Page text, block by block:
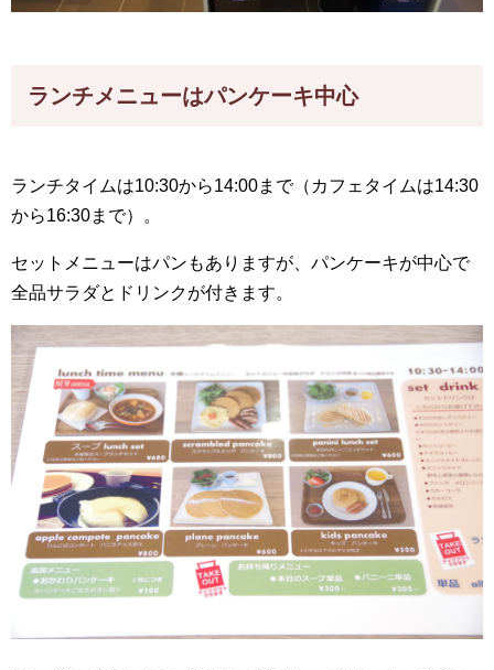
ランチメニューはパンケーキ中心
ランチタイムは10:30から14:00まで（カフェタイムは14:30
から16:30まで）。
セットメニューはパンもありますが、パンケーキが中心で
全品サラダとドリンクが付きます。